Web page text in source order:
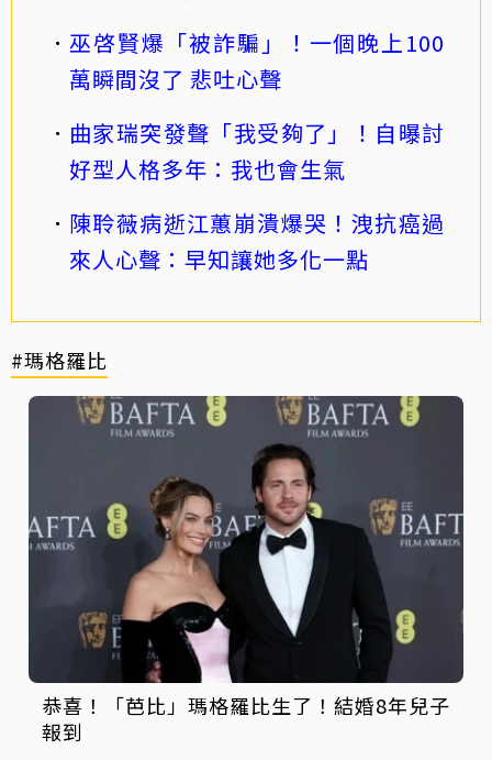
巫啓賢爆「被詐騙」！一個晚上100
萬瞬間沒了 悲吐心聲
曲家瑞突發聲「我受夠了」！自曝討
好型人格多年：我也會生氣
陳聆薇病逝江蕙崩潰爆哭！洩抗癌過
來人心聲：早知讓她多化一點
#瑪格羅比
恭喜！「芭比」瑪格羅比生了！結婚8年兒子
報到